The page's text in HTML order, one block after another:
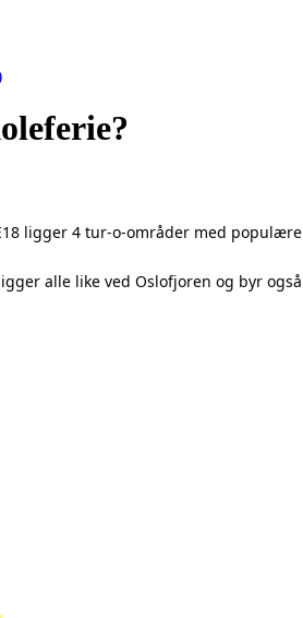
ligger 4 tur-o-områder med populære
alle like ved Oslofjoren og byr også